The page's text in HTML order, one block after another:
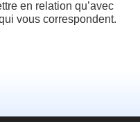
en relation qu’avec
vous correspondent.